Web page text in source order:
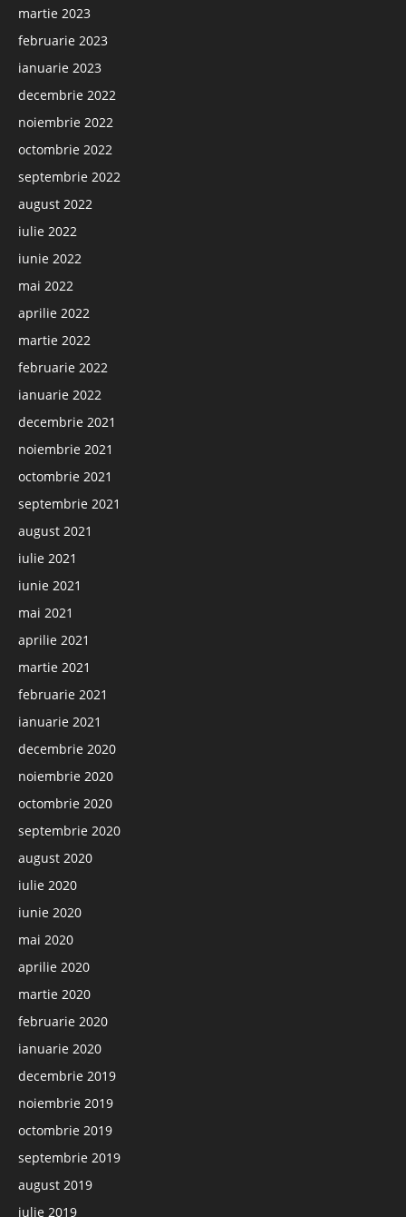
martie 2023
februarie 2023
ianuarie 2023
decembrie 2022
noiembrie 2022
octombrie 2022
septembrie 2022
august 2022
iulie 2022
iunie 2022
mai 2022
aprilie 2022
martie 2022
februarie 2022
ianuarie 2022
decembrie 2021
noiembrie 2021
octombrie 2021
septembrie 2021
august 2021
iulie 2021
iunie 2021
mai 2021
aprilie 2021
martie 2021
februarie 2021
ianuarie 2021
decembrie 2020
noiembrie 2020
octombrie 2020
septembrie 2020
august 2020
iulie 2020
iunie 2020
mai 2020
aprilie 2020
martie 2020
februarie 2020
ianuarie 2020
decembrie 2019
noiembrie 2019
octombrie 2019
septembrie 2019
august 2019
iulie 2019